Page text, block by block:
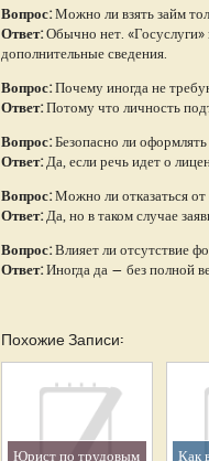
Вопрос:Можно ли взять займ
Ответ:Обычно нет.
дополнительные сведения.
Вопрос:Почему иногда не
Ответ:Потому что личность
Вопрос:Безопасно ли
Ответ: Да, если речь идет о
Вопрос:Можно ли отказаться
Ответ: Да, но в таком случае
Вопрос:Влияет ли отсутствие
Ответ:Иногда да — без полной
Похожие Записи:
Юрист по трудовым
Как